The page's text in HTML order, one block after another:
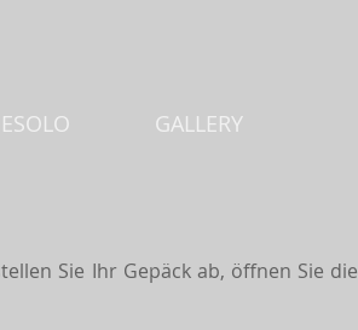
GALLERY
Sie Ihr Gepäck ab, öffnen Sie die